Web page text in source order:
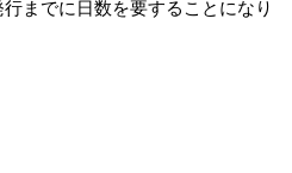
までに日数を要することになり